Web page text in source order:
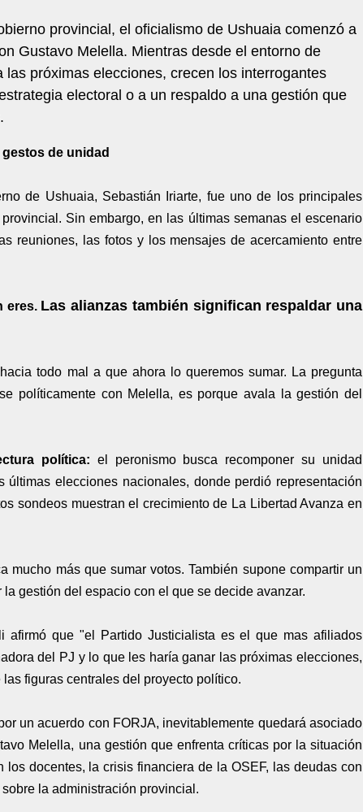
provincial, el oficialismo de Ushuaia comenzó a
Gustavo Melella. Mientras desde el entorno de
próximas elecciones, crecen los interrogantes
electoral o a un respaldo a una gestión que
de unidad
de Ushuaia, Sebastián Iriarte, fue uno de los principales
Sin embargo, en las últimas semanas el escenario
reuniones, las fotos y los mensajes de acercamiento entre
eres. Las alianzas también significan respaldar una
todo mal a que ahora lo queremos sumar. La pregunta
políticamente con Melella, es porque avala la gestión del
política: el peronismo busca recomponer su unidad
elecciones nacionales, donde perdió representación
sondeos muestran el crecimiento de La Libertad Avanza en
mucho más que sumar votos. También supone compartir un
gestión del espacio con el que se decide avanzar.
afirmó que "el Partido Justicialista es el que mas afiliados
del PJ y lo que les haría ganar las próximas elecciones,
figuras centrales del proyecto político.
un acuerdo con FORJA, inevitablemente quedará asociado
Melella, una gestión que enfrenta críticas por la situación
docentes, la crisis financiera de la OSEF, las deudas con
la administración provincial.